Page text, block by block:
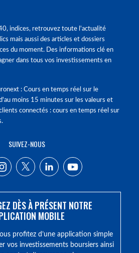
indices, retrouvez toute l'actualité
mais aussi des articles et dossiers
du moment. Des informations clé en
dans tous vos investissements en
: Cours en temps réel sur le
moins 15 minutes sur les valeurs et
connectés : cours en temps réel sur
SUIVEZ-NOUS
DÈS À PRÉSENT NOTRE
MOBILE
profitez d’une application simple
vos investissements boursiers ainsi